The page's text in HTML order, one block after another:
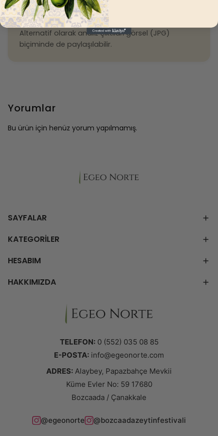
Drive)
Alternatif olarak analiz çıktıları görsel (JPG)
biçiminde de paylaşılabilir.
Yorumlar
Bu ürün için henüz yorum yapılmamış.
SAYFALAR
KATEGORİLER
HESABIM
HAKKIMIZDA
TELEFON:0 (552) 035 08 85
E-POSTA: info@egeonorte.com
ADRES: Alaybey, Papazbahçe Mevkii
Küme Evler No: 59 17680
Bozcaada / Çanakkale
@egeonorte @bozcaadazeytinfestivali